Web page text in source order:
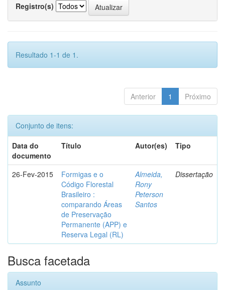
Registro(s)
Resultado 1-1 de 1.
Anterior 1 Próximo
Conjunto de itens:
Data do
documento
Título Autor(es) Tipo
26-Fev-2015
Formigas e o
Código Florestal
Brasileiro :
comparando Áreas
de Preservação
Permanente (APP) e
Reserva Legal (RL)
Almeida,
Rony
Peterson
Santos
Dissertação
Busca facetada
Assunto